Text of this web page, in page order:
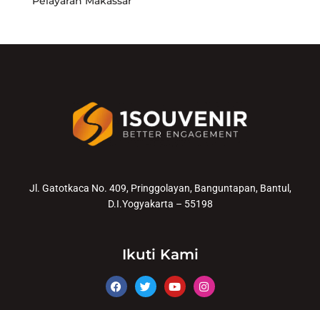
Jl. Gatotkaca No. 409, Pringgolayan, Banguntapan, Bantul,
D.I.Yogyakarta – 55198
Ikuti Kami